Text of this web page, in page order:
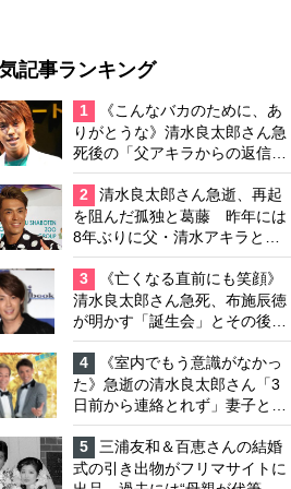
記事ランキング
1
《こんなバカのために、あ
りがとうな》清水良太郎さん急
死後の「父アキラからの返信」
布施辰徳が涙で明かす「順番が
違う」
2
清水良太郎さん急逝、再起
を阻んだ孤独と葛藤 昨年には
8年ぶりに父・清水アキラと共
演、本格的な活動再開に向かっ
ていたが…周囲が懸念していた
「不安定なところ」
3
《亡くなる直前にも笑顔》
清水良太郎さん急死、布施辰徳
が明かす「誕生会」とその後の
メッセージ
4
《室内でもう意識がなかっ
た》急逝の清水良太郎さん「3
日前から連絡とれず」妻子とは
別居で孤独を感じていた
5
三浦友和＆百恵さんの結婚
式の引き出物がフリマサイトに